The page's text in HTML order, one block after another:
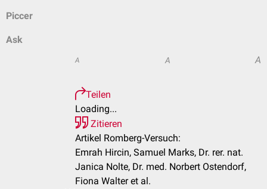
Piccer
Ask
A A A
Teilen
Loading...
Zitieren
Artikel Romberg-Versuch:
Emrah Hircin, Samuel Marks, Dr. rer. nat.
Janica Nolte, Dr. med. Norbert Ostendorf,
Fiona Walter et al.